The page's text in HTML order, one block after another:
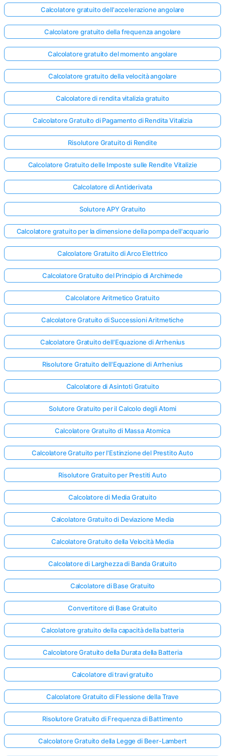
Calcolatore gratuito dell'accelerazione angolare
Calcolatore gratuito della frequenza angolare
Calcolatore gratuito del momento angolare
Calcolatore gratuito della velocità angolare
Calcolatore di rendita vitalizia gratuito
Calcolatore Gratuito di Pagamento di Rendita Vitalizia
Risolutore Gratuito di Rendite
Calcolatore Gratuito delle Imposte sulle Rendite Vitalizie
Calcolatore di Antiderivata
Solutore APY Gratuito
Calcolatore gratuito per la dimensione della pompa dell'acquario
Calcolatore Gratuito di Arco Elettrico
Calcolatore Gratuito del Principio di Archimede
Calcolatore Aritmetico Gratuito
Calcolatore Gratuito di Successioni Aritmetiche
Calcolatore Gratuito dell'Equazione di Arrhenius
Risolutore Gratuito dell'Equazione di Arrhenius
Calcolatore di Asintoti Gratuito
Solutore Gratuito per il Calcolo degli Atomi
Calcolatore Gratuito di Massa Atomica
Calcolatore Gratuito per l'Estinzione del Prestito Auto
Risolutore Gratuito per Prestiti Auto
Calcolatore di Media Gratuito
Calcolatore Gratuito di Deviazione Media
Calcolatore Gratuito della Velocità Media
Calcolatore di Larghezza di Banda Gratuito
Calcolatore di Base Gratuito
Convertitore di Base Gratuito
Calcolatore gratuito della capacità della batteria
Calcolatore Gratuito della Durata della Batteria
Calcolatore di travi gratuito
Calcolatore Gratuito di Flessione della Trave
Risolutore Gratuito di Frequenza di Battimento
Calcolatore Gratuito della Legge di Beer-Lambert